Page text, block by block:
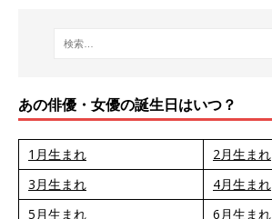
あの俳優・女優の誕生日はいつ？
1月生まれ
2月生まれ
3月生まれ
4月生まれ
5月生まれ
6月生まれ